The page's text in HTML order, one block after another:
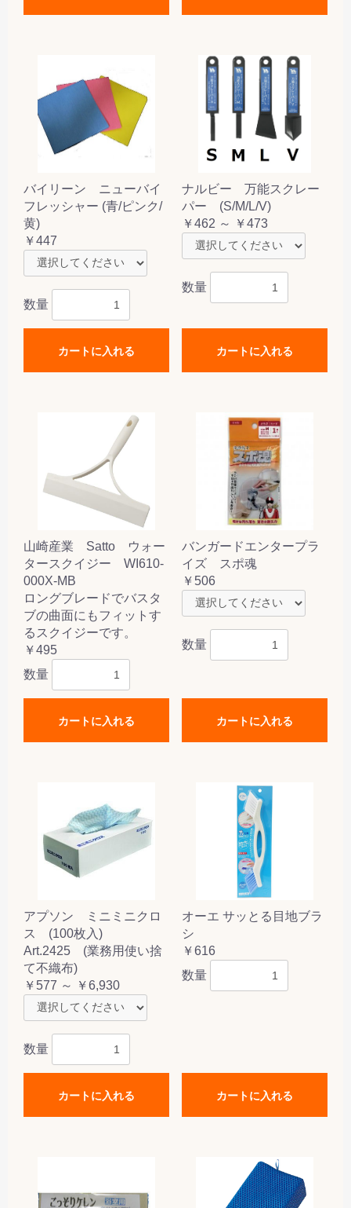
バイリーン ニューバイ
フレッシャー (青/ピンク/
黄)
￥447
数量
カートに入れる
ナルビー 万能スクレー
パー (S/M/L/V)
￥462 ～ ￥473
数量
カートに入れる
山崎産業 Satto ウォー
タースクイジー WI610-
000X-MB
ロングブレードでバスタ
ブの曲面にもフィットす
るスクイジーです。
￥495
数量
カートに入れる
バンガードエンタープラ
イズ スポ魂
￥506
数量
カートに入れる
アプソン ミニミニクロ
ス (100枚入)
Art.2425 (業務用使い捨
て不織布)
￥577 ～ ￥6,930
数量
カートに入れる
オーエ サッとる目地ブラ
シ
￥616
数量
カートに入れる